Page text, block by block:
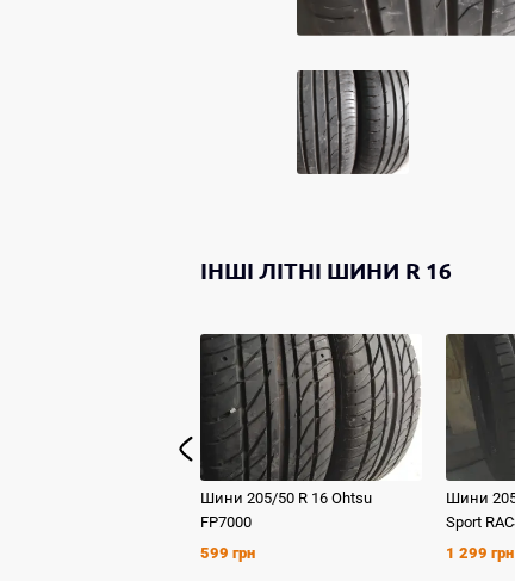
ІНШІЛІТНІ ШИНИ R 16
Шини 205/50 R 16 Ohtsu
FP7000
599 грн
Шини
Sport
1 299 грн